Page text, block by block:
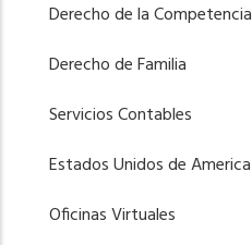
Derecho de la Competencia
Derecho de Familia
Servicios Contables
Estados Unidos de America
Oficinas Virtuales